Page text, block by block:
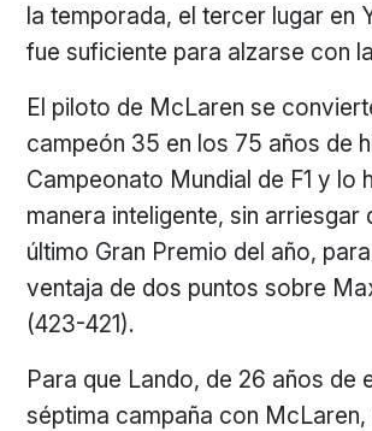
la temporada, el tercer lugar en
fue suficiente para alzarse con
El piloto de McLaren se
campeón 35 en los 75 años de
Campeonato Mundial de F1 y lo
manera inteligente, sin arriesgar
último Gran Premio del año,
ventaja de dos puntos sobre
(423-421).
Para que Lando, de 26 años de
séptima campaña con